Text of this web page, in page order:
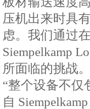
压机出来时具
虑。我们通过
Siempelkamp
所面临的挑战
“整个设备不仅
自